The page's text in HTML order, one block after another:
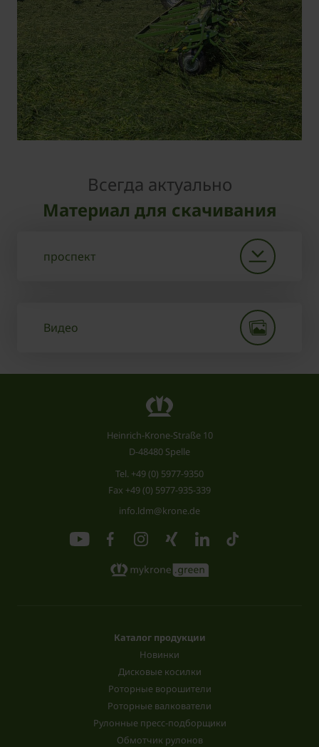
Всегда актуально
Материал для скачивания
проспект
Видео
Heinrich-Krone-Straße 10
D-48480 Spelle
Tel. +49 (0) 5977-9350
Fax +49 (0) 5977-935-339
info.ldm@krone.de
Каталог продукции
Новинки
Дисковые косилки
Роторные ворошители
Роторные валкователи
Рулонные пресс-подборщики
Обмотчик рулонов